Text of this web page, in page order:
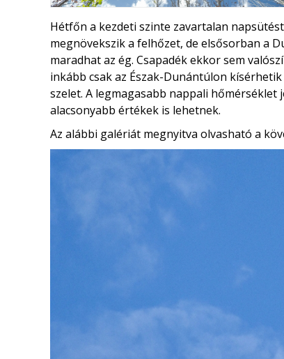
Hétfőn a kezdeti szinte zavartalan
megnövekszik a felhőzet, de elsősorban a
maradhat az ég. Csapadék ekkor sem
inkább csak az Észak-Dunántúlon
szelet. A legmagasabb nappali hőmérséklet
alacsonyabb értékek is lehetnek.
Az alábbi galériát megnyitva olvasható a